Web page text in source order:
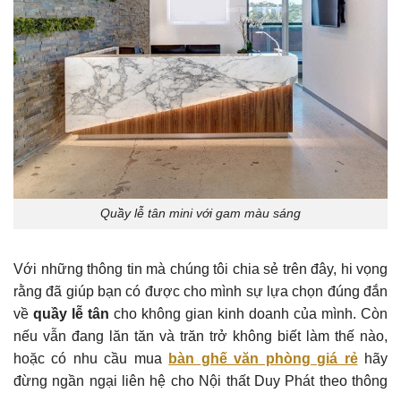
Quầy lễ tân mini với gam màu sáng
Với những thông tin mà chúng tôi chia sẻ trên đây, hi vọng
rằng đã giúp bạn có được cho mình sự lựa chọn đúng đắn
về quầy lễ tân cho không gian kinh doanh của mình. Còn
nếu vẫn đang lăn tăn và trăn trở không biết làm thế nào,
hoặc có nhu cầu mua
bàn ghế văn phòng giá rẻhãy
đừng ngần ngại liên hệ cho Nội thất Duy Phát theo thông